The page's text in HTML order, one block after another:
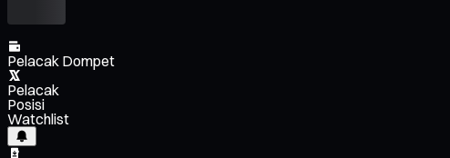
Pelacak Dompet
Pelacak
Posisi
Watchlist